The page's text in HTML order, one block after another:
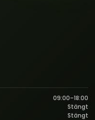
09:00–18:00
Stängt
Stängt